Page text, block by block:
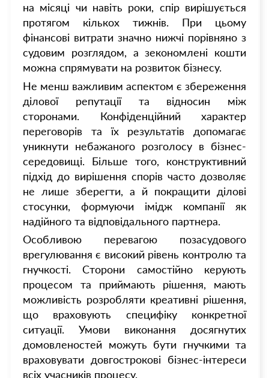
на місяці чи навіть роки, спір вирішується
протягом кількох тижнів. При цьому
фінансові витрати значно нижчі порівняно з
судовим розглядом, а зекономлені кошти
можна спрямувати на розвиток бізнесу.
Не менш важливим аспектом є збереження
ділової репутації та відносин між
сторонами. Конфіденційний характер
переговорів та їх результатів допомагає
уникнути небажаного розголосу в бізнес-
середовищі. Більше того, конструктивний
підхід до вирішення спорів часто дозволяє
не лише зберегти, а й покращити ділові
стосунки, формуючи імідж компанії як
надійного та відповідального партнера.
Особливою перевагою позасудового
врегулювання є високий рівень контролю та
гнучкості. Сторони самостійно керують
процесом та приймають рішення, мають
можливість розробляти креативні рішення,
що враховують специфіку конкретної
ситуації. Умови виконання досягнутих
домовленостей можуть бути гнучкими та
враховувати довгострокові бізнес-інтереси
всіх учасників процесу.